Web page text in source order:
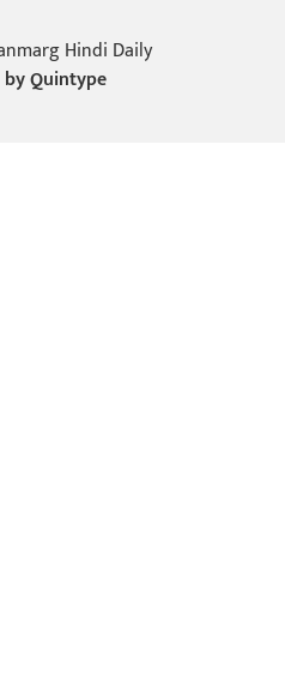
Hindi Daily
Quintype